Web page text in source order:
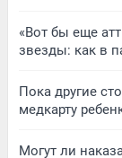
«Вот бы еще
звезды: как в
Пока другие
медкарту
Могут ли